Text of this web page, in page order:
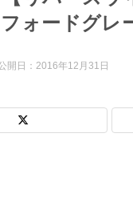
ォードグレ
開日： 2016年12月31日